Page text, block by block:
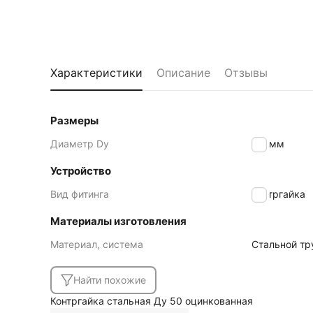
Характеристики Описание Отзывы
Размеры
Диаметр Dy 50 мм
Устройство
Вид фитинга Контргайка
Материалы изготовления
Материал, система Стальной
Найти похожие
Контргайка стальная Ду 50 оцинкованная